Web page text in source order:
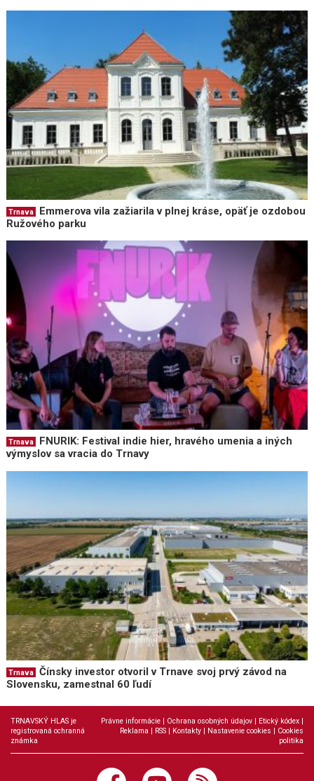
Trnava
Emmerova vila zažiarila v plnej kráse, opäť je ozdobou
Ružového parku
Trnava
FNURIK: Festival indie hier, hravého umenia a iných
výmyslov sa vracia do Trnavy
Trnava
Čínsky investor otvoril v Trnave svoj prvý závod na
Slovensku, zamestnal 60 ľudí
TRNAVSKÝ HLAS je
registrovaná ochranná
známka
Právne informácie | Ochrana osobných údajov | Etický kódex |
Reklama | RSS | Kontakty | Nastavenie cookies | Cookies
politika